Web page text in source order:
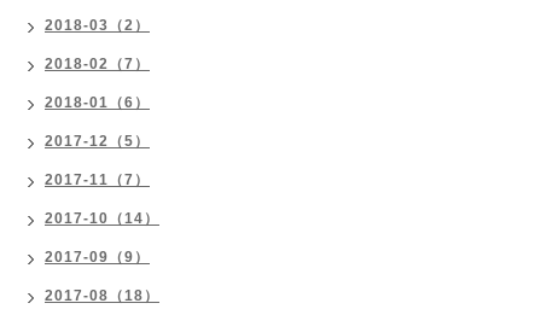
2018-03（2）
2018-02（7）
2018-01（6）
2017-12（5）
2017-11（7）
2017-10（14）
2017-09（9）
2017-08（18）